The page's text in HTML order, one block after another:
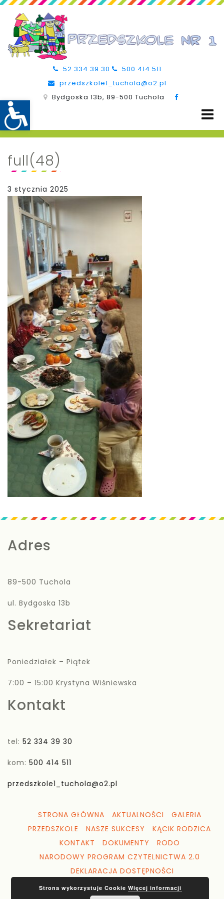
52 334 39 30
500 414 511
przedszkole1_tuchola@o2.pl
Bydgoska 13b, 89-500 Tuchola
full(48)
3 stycznia 2025
Adres
89-500 Tuchola
ul. Bydgoska 13b
Sekretariat
Poniedziałek – Piątek
7:00 – 15:00 Krystyna Wiśniewska
Kontakt
tel: 52 334 39 30
kom: 500 414 511
przedszkole1_tuchola@o2.pl
STRONA GŁÓWNA AKTUALNOŚCI
GALERIA
PRZEDSZKOLE
NASZE SUKCESY
KĄCIK RODZICA
KONTAKT
DOKUMENTY
RODO
NARODOWY PROGRAM CZYTELNICTWA 2.0
DEKLARACJA DOSTĘPNOŚCI
Strona wykorzystuje Cookie Więcej informacji